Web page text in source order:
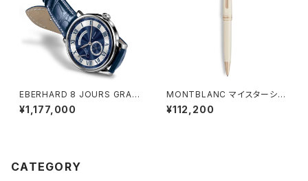
EBERHARD 8 JOURS GRAN
DE TAILLE
¥1,177,000
MONTBLANC マイスターシュ
テュック ロミオ&ジュリエット ク
ラシック ボールペン
¥112,200
CATEGORY